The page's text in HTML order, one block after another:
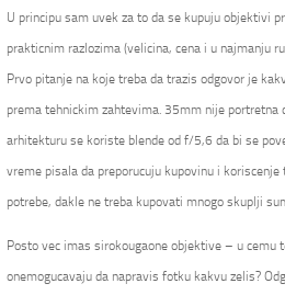
U principu sam uvek za to da se kupuju objektivi
prakticnim razlozima (velicina, cena i u najmanju
Prvo pitanje na koje treba da trazis odgovor je
prema tehnickim zahtevima. 35mm nije
arhitekturu se koriste blende od f/5,6 da bi se
vreme pisala da preporucuju kupovinu i
potrebe, dakle ne treba kupovati mnogo skuplji
Posto vec imas sirokougaone objektive – u
onemogucavaju da napravis fotku kakvu zelis?